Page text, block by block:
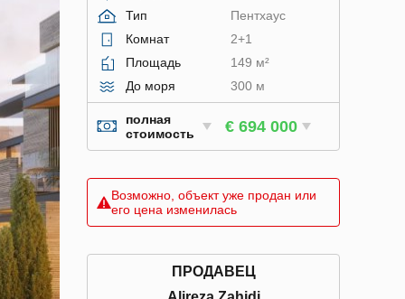
Тип
Пентхаус
Комнат
2+1
Площадь
149 м²
До моря
300 м
полная
стоимость
€ 694 000
Возможно, объект уже продан или
его цена изменилась
ПРОДАВЕЦ